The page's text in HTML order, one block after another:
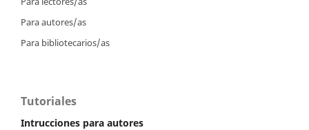
Para autores/as
Para bibliotecarios/as
Tutoriales
Intrucciones para autores